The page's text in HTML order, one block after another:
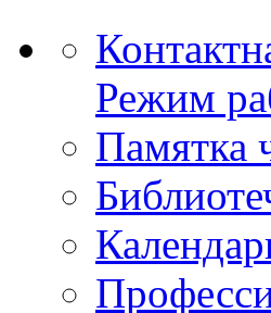
Режим
Памятка